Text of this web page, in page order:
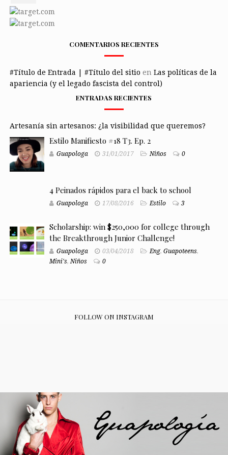
COMENTARIOS RECIENTES
#Título de Entrada | #Título del sitio en Las políticas de la
apariencia (y el legado fascista del control)
ENTRADAS RECIENTES
Artesanía sin artesanos: ¿la visibilidad que queremos?
Estilo Manifiesto #18 T3. Ep. 2
Guapologa 31/01/2017 Niños 0
4 Peinados rápidos para el back to school
Guapologa 17/08/2016 Estilo 3
Scholarship: win $250,000 for college through
the Breakthrough Junior Challenge!
Guapologa 03/04/2018 Eng, Guapoteens,
Mini's,Niños 0
FOLLOW ON INSTAGRAM